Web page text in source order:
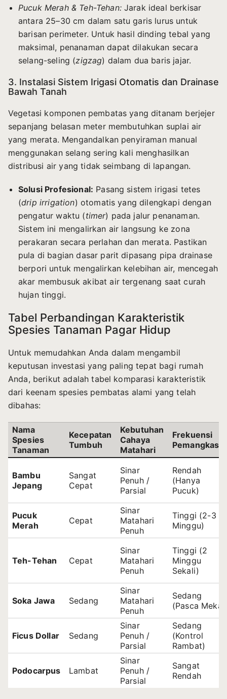
Pucuk Merah & Teh-Tehan:Jarak ideal berkisar
antara 25–30 cm dalam satu garis lurus untuk
barisan perimeter. Untuk hasil dinding tebal yang
maksimal, penanaman dapat dilakukan secara
selang-seling (zigzag) dalam dua baris jajar.
3. Instalasi Sistem Irigasi Otomatis dan Drainase
Bawah Tanah
Vegetasi komponen pembatas yang ditanam berjejer
sepanjang belasan meter membutuhkan suplai air
yang merata. Mengandalkan penyiraman manual
menggunakan selang sering kali menghasilkan
distribusi air yang tidak seimbang di lapangan.
Solusi Profesional: Pasang sistem irigasi tetes
(drip irrigation) otomatis yang dilengkapi dengan
pengatur waktu (timer) pada jalur penanaman.
Sistem ini mengalirkan air langsung ke zona
perakaran secara perlahan dan merata. Pastikan
pula di bagian dasar parit dipasang pipa drainase
berpori untuk mengalirkan kelebihan air, mencegah
akar membusuk akibat air tergenang saat curah
hujan tinggi.
Tabel Perbandingan Karakteristik
Spesies Tanaman Pagar Hidup
Untuk memudahkan Anda dalam mengambil
keputusan investasi yang paling tepat bagi rumah
Anda, berikut adalah tabel komparasi karakteristik
dari keenam spesies pembatas alami yang telah
dibahas:
Nama
Spesies
Tanaman
Kecepatan
Tumbuh
Kebutuhan
Cahaya
Matahari
Frekuensi
Bambu
Jepang
Sangat
Cepat
Sinar
Penuh /
Parsial
Rendah
(Hanya
Pucuk)
Pucuk
Merah
Cepat
Sinar
Matahari
Penuh
Tinggi (2-3
Minggu)
Teh-Tehan Cepat
Sinar
Matahari
Penuh
Tinggi (2
Minggu
Sekali)
Soka Jawa Sedang
Sinar
Matahari
Penuh
Sedang
(Pasca
Ficus Dollar Sedang
Sinar
Penuh /
Parsial
Sedang
(Kontrol
Rambat)
Podocarpus Lambat
Sinar
Penuh /
Parsial
Sangat
Rendah